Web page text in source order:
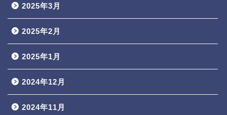
2025年3月
2025年2月
2025年1月
2024年12月
2024年11月